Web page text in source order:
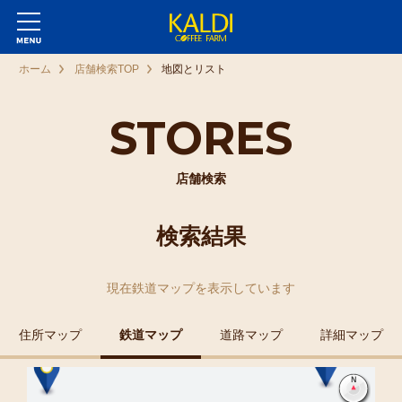
STORES
店舗検索
ホーム 店舗検索TOP 地図とリスト
検索結果
現在鉄道マップを表示しています
住所マップ 鉄道マップ 道路マップ 詳細マップ